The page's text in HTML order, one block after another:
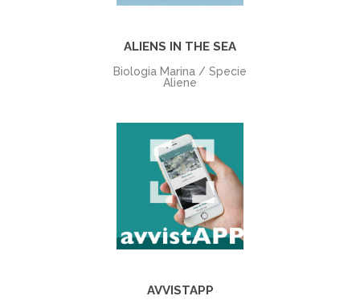
ALIENS IN THE SEA
Biologia Marina / Specie
Aliene
+
AVVISTAPP